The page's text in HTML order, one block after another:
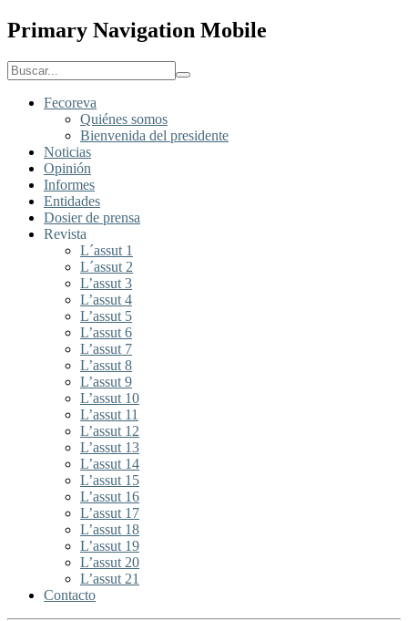
Primary Navigation Mobile
Fecoreva
Quiénes somos
Bienvenida del presidente
Noticias
Opinión
Informes
Entidades
Dosier de prensa
Revista
L´assut 1
L´assut 2
L’assut 3
L’assut 4
L’assut 5
L’assut 6
L’assut 7
L’assut 8
L’assut 9
L’assut 10
L’assut 11
L’assut 12
L’assut 13
L’assut 14
L’assut 15
L’assut 16
L’assut 17
L’assut 18
L’assut 19
L’assut 20
L’assut 21
Contacto